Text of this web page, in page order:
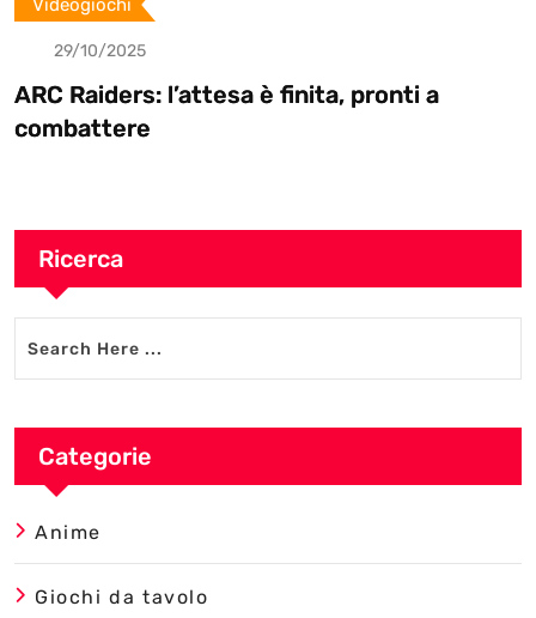
Videogiochi
29/10/2025
ARC Raiders: l’attesa è finita, pronti a
combattere
Ricerca
Categorie
Anime
Giochi da tavolo